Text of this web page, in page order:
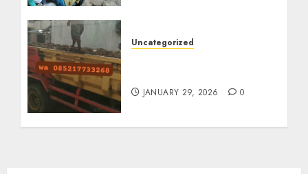
Uncategorized
JANUARY 29, 2026 0